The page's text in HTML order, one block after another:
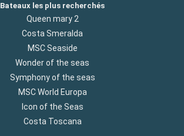
Bateaux les plus recherchés
Queen mary 2
Costa Smeralda
MSC Seaside
Wonder of the seas
Symphony of the seas
MSC World Europa
Icon of the Seas
Costa Toscana